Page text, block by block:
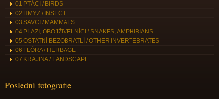
01 PTÁCI / BIRDS
02 HMYZ / INSECT
03 SAVCI / MAMMALS
04 PLAZI, OBOJŽIVELNÍCI / SNAKES, AMPHIBIANS
05 OSTATNÍ BEZOBRATLÍ / OTHER INVERTEBRATES
06 FLÓRA / HERBAGE
07 KRAJINA / LANDSCAPE
Poslední fotografie